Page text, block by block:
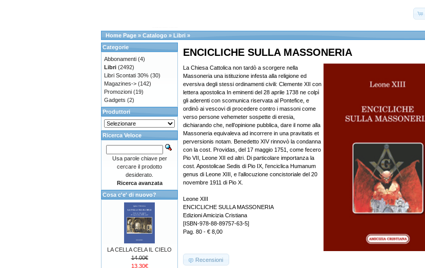
Home Page » Catalogo » Libri »
ENCICLICHE SULLA MASSONERIA
La Chiesa Cattolica non tardò a scorgere nella
Massoneria una istituzione infesta alla religione ed
eversiva degli stessi ordinamenti civili: Clemente XII con
lettera apostolica In eminenti del 28 aprile 1738 ne colpì
gli aderenti con scomunica riservata al Pontefice, e
ordinò ai vescovi di procedere contro i massoni come
verso persone vehemeter sospette di eresia,
dichiarando che, nell’opinione pubblica, dare il nome alla
Massoneria equivaleva ad incorrere in una pravitatis et
perversionis notam. Benedetto XIV rinnovò la condanna
con la cost. Providas, del 17 maggio 1751, come fecero
Pio VII, Leone XII ed altri. Di particolare importanza la
cost. Apostolicae Sedis di Pio IX, l’enciclica Humanum
genus di Leone XIII, e l’allocuzione concistoriale del 20
novembre 1911 di Pio X.
Leone XIII
ENCICLICHE SULLA MASSONERIA
Edizioni Amicizia Cristiana
[ISBN-978-88-89757-63-5]
Pag. 80 - € 8,00
Recensioni
Categorie
Abbonamenti (4)
Libri (2492)
Libri Scontati 30% (30)
Magazines-> (142)
Promozioni (19)
Gadgets (2)
Produttori
Ricerca Veloce
Usa parole chiave per
cercare il prodotto
desiderato.
Ricerca avanzata
Cosa c'e' di nuovo?
LA CELLA CELA IL CIELO
14.00€
13.30€